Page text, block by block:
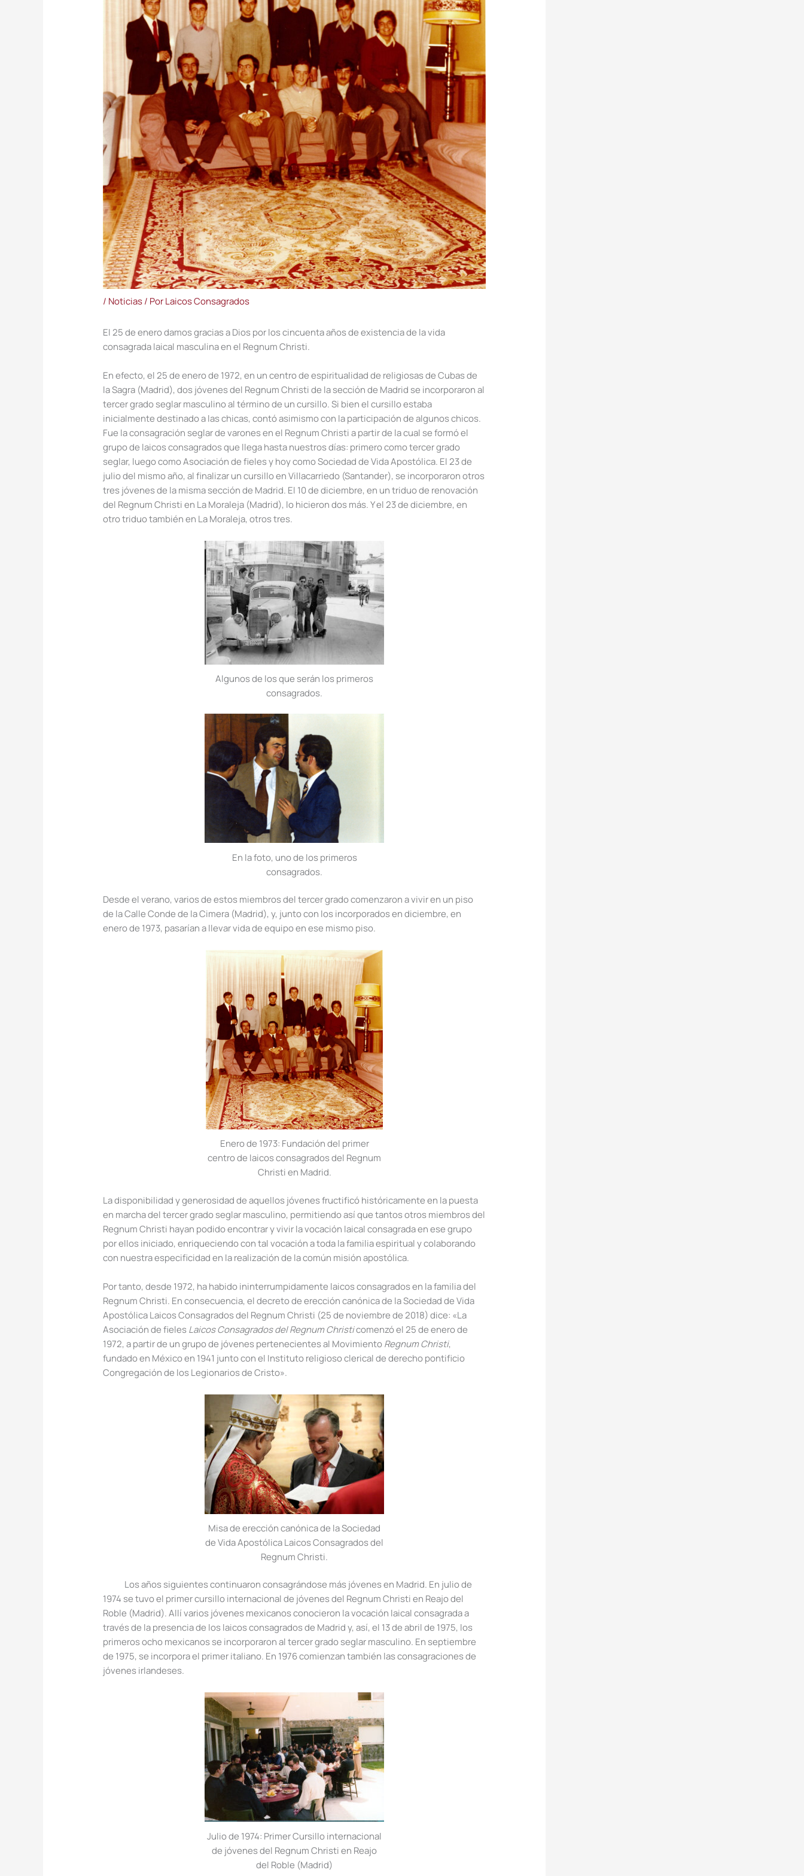
/ Noticias/ PorLaicos Consagrados
El 25 de enero damos gracias a Dios por los cincuenta años de existencia de la vida
consagrada laical masculina en el Regnum Christi.
En efecto, el 25 de enero de 1972, en un centro de espiritualidad de religiosas de Cubas de
la Sagra (Madrid), dos jóvenes del Regnum Christi de la sección de Madrid se incorporaron al
tercer grado seglar masculino al término de un cursillo. Si bien el cursillo estaba
inicialmente destinado a las chicas, contó asimismo con la participación de algunos chicos.
Fue la consagración seglar de varones en el Regnum Christi a partir de la cual se formó el
grupo de laicos consagrados que llega hasta nuestros días: primero como tercer grado
seglar, luego como Asociación de fieles y hoy como Sociedad de Vida Apostólica. El 23 de
julio del mismo año, al finalizar un cursillo en Villacarriedo (Santander), se incorporaron otros
tres jóvenes de la misma sección de Madrid. El 10 de diciembre, en un triduo de renovación
del Regnum Christi en La Moraleja (Madrid), lo hicieron dos más. Y el 23 de diciembre, en
otro triduo también en La Moraleja, otros tres.
Algunos de los que serán los primeros
consagrados.
En la foto, uno de los primeros
consagrados.
Desde el verano, varios de estos miembros del tercer grado comenzaron a vivir en un piso
de la Calle Conde de la Cimera (Madrid), y, junto con los incorporados en diciembre, en
enero de 1973, pasarían a llevar vida de equipo en ese mismo piso.
Enero de 1973: Fundación del primer
centro de laicos consagrados del Regnum
Christi en Madrid.
La disponibilidad y generosidad de aquellos jóvenes fructificó históricamente en la puesta
en marcha del tercer grado seglar masculino, permitiendo así que tantos otros miembros del
Regnum Christi hayan podido encontrar y vivir la vocación laical consagrada en ese grupo
por ellos iniciado, enriqueciendo con tal vocación a toda la familia espiritual y colaborando
con nuestra especificidad en la realización de la común misión apostólica.
Por tanto, desde 1972, ha habido ininterrumpidamente laicos consagrados en la familia del
Regnum Christi. En consecuencia, el decreto de erección canónica de laSociedad de Vida
Apostólica Laicos Consagrados del Regnum Christi (25 de noviembre de 2018) dice: «La
Asociación de fielesLaicos Consagrados del Regnum Christicomenzó el 25 de enero de
1972, a partir de un grupo de jóvenes pertenecientes al MovimientoRegnum Christi,
fundado en México en 1941 junto con el Instituto religioso clerical de derecho pontificio
Congregación de los Legionarios de Cristo».
Misa de erección canónica de la Sociedad
de Vida Apostólica Laicos Consagrados del
Regnum Christi.
Los años siguientes continuaron consagrándose más jóvenes en Madrid. En julio de
1974 se tuvo el primer cursillo internacional de jóvenes del Regnum Christi en Reajo del
Roble (Madrid). Allí varios jóvenes mexicanos conocieron la vocación laical consagrada a
través de la presencia de los laicos consagrados de Madrid y, así, el 13 de abril de 1975, los
primeros ocho mexicanos se incorporaron al tercer grado seglar masculino. En septiembre
de 1975, se incorpora el primer italiano. En 1976 comienzan también las consagraciones de
jóvenes irlandeses.
Julio de 1974: Primer Cursillo internacional
de jóvenes del Regnum Christi en Reajo
del Roble (Madrid)